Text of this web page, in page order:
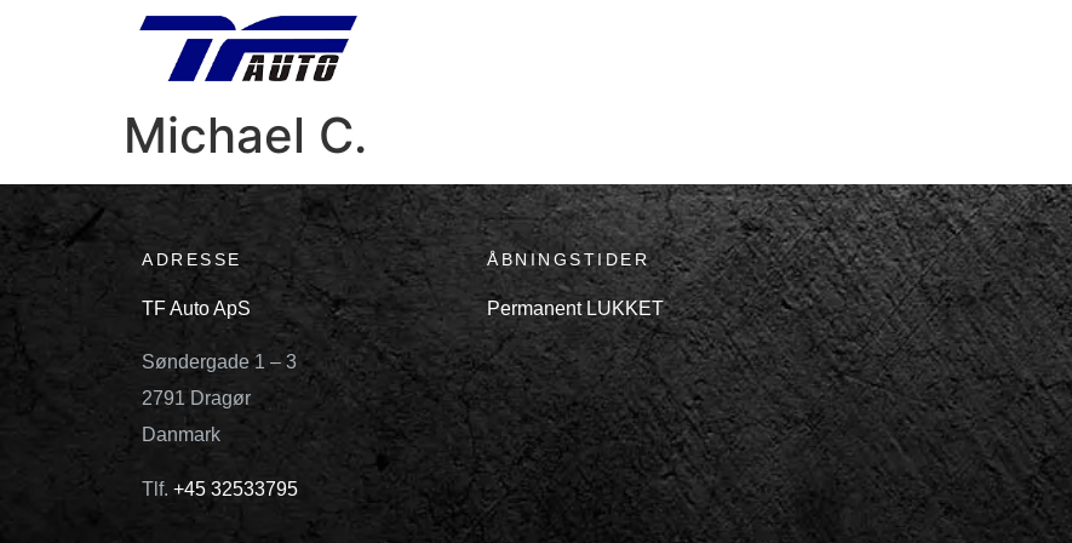
Michael C.
ADRESSE
TF Auto ApS
Søndergade 1 – 3
2791 Dragør
Danmark
Tlf. +45 32533795
ÅBNINGSTIDER
Permanent LUKKET
ÅBNINGSTIDER